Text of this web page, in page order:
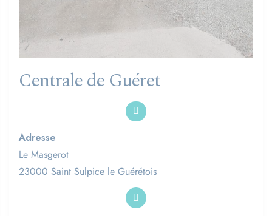
Centrale de Guéret
Adresse
Le Masgerot
23000 Saint Sulpice le Guérétois